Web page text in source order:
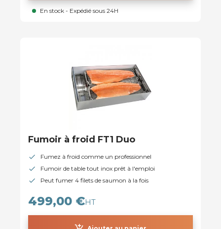
En stock - Expédié sous 24H
Fumoir à froid FT1 Duo
Fumez à froid comme un professionnel
Fumoir de table tout inox prêt à l'emploi
Peut fumer 4 filets de saumon à la fois
499,00 €HT